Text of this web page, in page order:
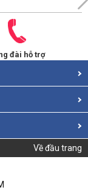
đài hỗ trợ
Về đầu trang